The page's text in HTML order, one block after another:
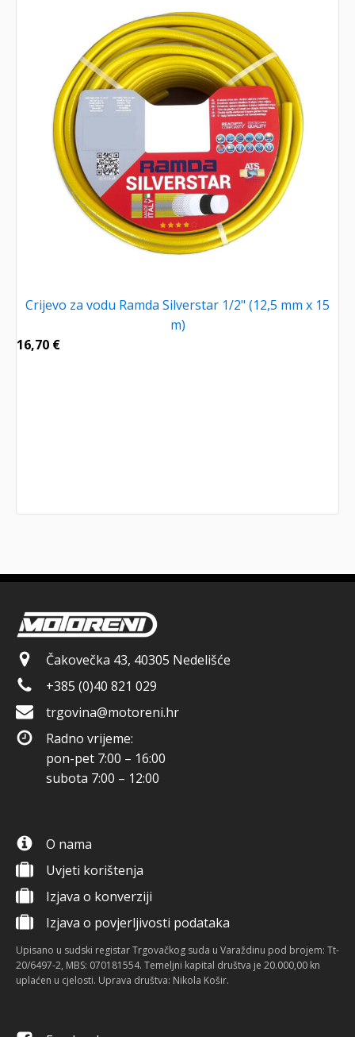
Crijevo za vodu Ramda Silverstar 1/2" (12,5 mm x 15
m)
16,70 €
Čakovečka 43, 40305 Nedelišće
+385 (0)40 821 029
trgovina@motoreni.hr
Radno vrijeme:
pon-pet 7:00 – 16:00
subota 7:00 – 12:00
O nama
Uvjeti korištenja
Izjava o konverziji
Izjava o povjerljivosti podataka
Upisano u sudski registar Trgovačkog suda u Varaždinu pod brojem: Tt-
20/6497-2, MBS: 070181554. Temeljni kapital društva je 20.000,00 kn
uplaćen u cjelosti. Uprava društva: Nikola Košir.